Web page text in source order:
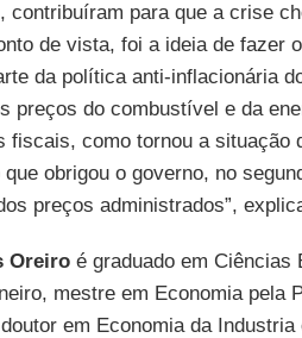
contribuíram para que a crise
de vista, foi a ideia de fazer
da política anti-inflacionária
preços do combustível e da
fiscais, como tornou a situação
obrigou o governo, no
preços administrados”,
Oreiroé graduado em Ciências
mestre em Economia pela
em Economia da